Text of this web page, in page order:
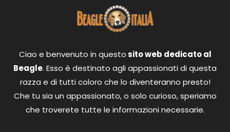
Ciao e benvenuto in questosito web dedicato al
Beagle. Esso è destinato agli appassionati di questa
razza e di tutti coloro che lo diventeranno presto!
Che tu sia un appassionato, o solo curioso, speriamo
che troverete tutte le informazioni necessarie.